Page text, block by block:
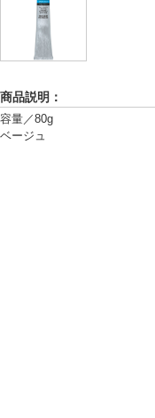
商品説明：
容量／80g
ベージュ